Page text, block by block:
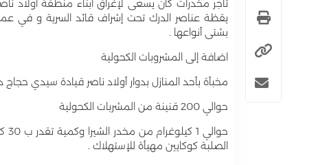
تاجر مخدرات كان يسعى لإغراق أبناء منطقة اولاد
يقظة عناصر الدرك تحت إشراف قائد السرية و في
بشتى أنواعها .
اضافة إلى المشروبات الكحولية
مخبأة بأحد المنازل بدوار أولاد ناصر قيادة سيدي حجاج
حوالي 200 قنينة من المشربات الكحولية
الصلبة كوكايين مهيأة للإستهلاك .